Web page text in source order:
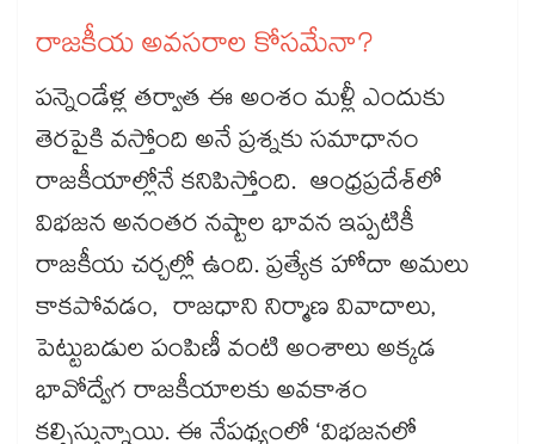
రాజకీయ అవసరాల కోసమేనా?
పన్నెండేళ్ల తర్వాత ఈ అంశం మళ్లీ ఎందుకు
తెరపైకి వస్తోంది అనే ప్రశ్నకు సమాధానం
రాజకీయాల్లోనే కనిపిస్తోంది. ఆంధ్రప్రదేశ్‌‌‌‌‌‌‌‌‌‌‌‌‌‌‌‌‌‌‌‌‌‌‌‌‌‌‌‌‌‌‌‌‌‌‌‌‌‌‌‌‌‌‌‌‌‌‌‌‌‌‌‌‌‌‌‌‌‌‌‌‌‌‌‌‌‌‌‌‌‌‌‌‌‌‌‌‌‌‌‌‌‌‌‌‌‌‌‌‌‌‌‌‌‌‌‌‌‌‌‌‌‌‌‌‌‌‌‌‌‌‌‌‌‌‌‌‌‌‌‌‌‌‌‌‌‌‌‌‌‌‌‌‌‌‌‌‌‌‌‌‌‌‌‌‌‌‌‌‌‌‌‌‌‌‌‌‌‌‌‌‌‌‌‌‌‌‌‌‌‌‌‌‌‌‌‌‌‌‌‌‌‌‌‌‌‌‌‌‌‌‌‌‌‌‌‌‌‌‌‌‌‌‌‌‌‌‌‌‌‌‌‌‌‌‌‌‌‌‌‌‌‌‌‌‌‌‌‌‌‌‌‌‌‌‌‌‌‌‌‌‌‌‌‌‌‌‌‌‌‌‌‌‌‌‌‌లో
విభజన అనంతర నష్టాల భావన ఇప్పటికీ
రాజకీయ చర్చల్లో ఉంది. ప్రత్యేక హోదా అమలు
కాకపోవడం, రాజధాని నిర్మాణ వివాదాలు,
పెట్టుబడుల పంపిణీ వంటి అంశాలు అక్కడ
భావోద్వేగ రాజకీయాలకు అవకాశం